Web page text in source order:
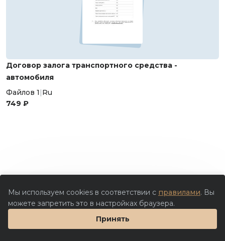
Договор залога транспортного средства -
автомобиля
Файлов 1 |Ru
749 ₽
Мы используем cookies в соответствии с правилами. Вы
можете запретить это в настройках браузера.
Принять